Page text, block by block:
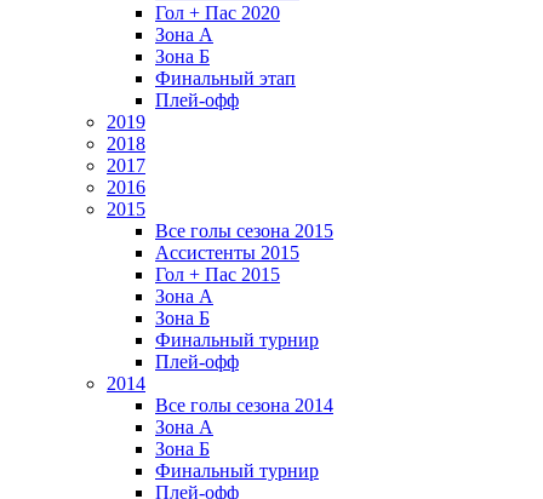
Гол + Пас 2020
Зона А
Зона Б
Финальный этап
Плей-офф
2019
2018
2017
2016
2015
Все голы сезона 2015
Ассистенты 2015
Гол + Пас 2015
Зона А
Зона Б
Финальный турнир
Плей-офф
2014
Все голы сезона 2014
Зона А
Зона Б
Финальный турнир
Плей-офф